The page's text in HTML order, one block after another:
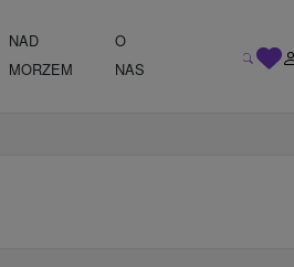
NAD
MORZEM
O
NAS